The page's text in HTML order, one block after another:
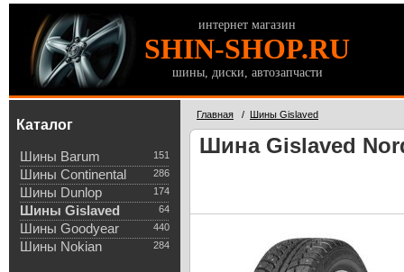
интернет магазин
SHIN-SHOP.RU
шины, диски, автозапчасти
Каталог
151
Шины Barum
286
Шины Continental
174
Шины Dunlop
64
Шины Gislaved
440
Шины Goodyear
284
Шины Nokian
Главная / Шины Gislaved
Шина Gislaved